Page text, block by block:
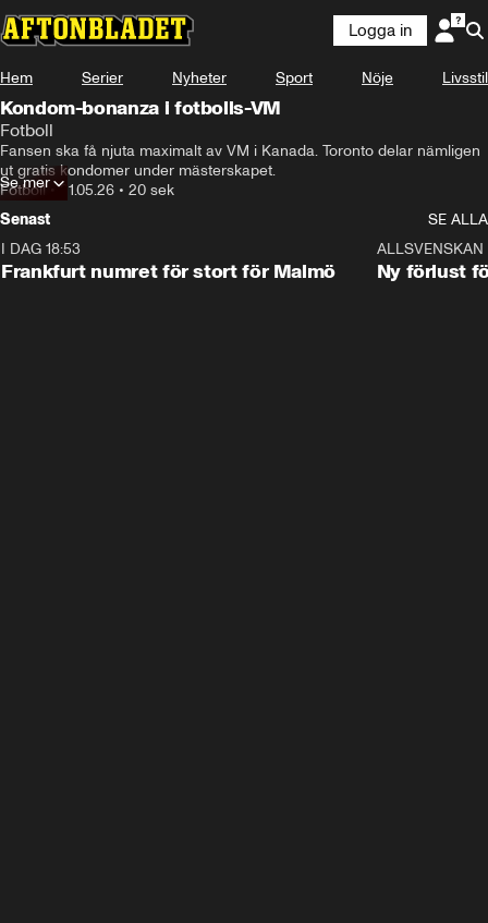
Logga in
Hem Serier Nyheter Sport Nöje Livsstil
Kondom-bonanza i fotbolls-VM
Fotboll
Fansen ska få njuta maximalt av VM i Kanada. Toronto delar nämligen
Fotboll•21.05.26 • 20 sek
Se mer
Senast
SE ALLA
I DAG 18:53
Frankfurt numret för stort för Malmö
ALLSVENSKAN
Ny förlust